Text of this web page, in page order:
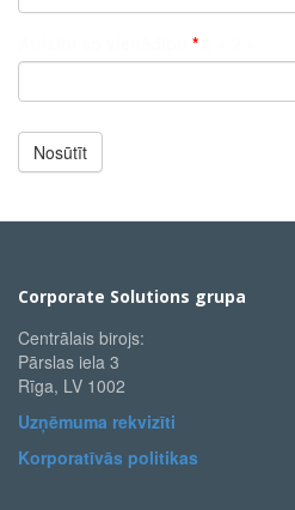
*
*
Nosūtīt
Corporate Solutions grupa
Centrālais birojs:
Pārslas iela 3
Rīga, LV 1002
Uzņēmuma rekvizīti
Korporatīvās politikas